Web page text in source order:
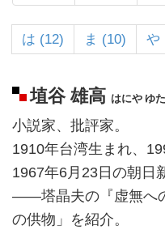
は (12)
ま (10) や
埴谷 雄高 はにや ゆ
小説家、批評家。
1910年台湾生まれ、
1967年6月23日の朝日
――塔晶夫の『虚無へ
の供物」を紹介。